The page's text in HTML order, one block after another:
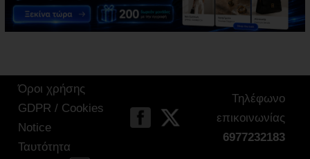
Όροι χρήσης
GDPR / Cookies
Notice
Ταυτότητα
Τηλέφωνο
επικοινωνίας
6977232183